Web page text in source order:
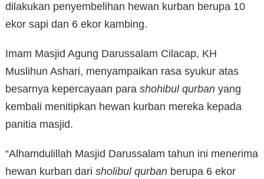
dilakukan penyembelihan hewan kurban berupa 10
ekor sapi dan 6 ekor kambing.
Imam Masjid Agung Darussalam Cilacap, KH
Muslihun Ashari, menyampaikan rasa syukur atas
besarnya kepercayaan para shohibul qurban yang
kembali menitipkan hewan kurban mereka kepada
panitia masjid.
“Alhamdulillah Masjid Darussalam tahun ini menerima
hewan kurban dari sholibul qurban berupa 6 ekor